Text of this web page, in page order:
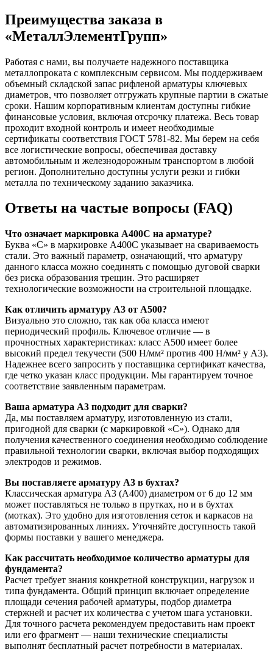
Преимущества заказа в
«МеталлЭлементГрупп»
Работая с нами, вы получаете надежного поставщика
металлопроката с комплексным сервисом. Мы поддерживаем
объемный складской запас рифленой арматуры ключевых
диаметров, что позволяет отгружать крупные партии в сжатые
сроки. Нашим корпоративным клиентам доступны гибкие
финансовые условия, включая отсрочку платежа. Весь товар
проходит входной контроль и имеет необходимые
сертификаты соответствия ГОСТ 5781-82. Мы берем на себя
все логистические вопросы, обеспечивая доставку
автомобильным и железнодорожным транспортом в любой
регион. Дополнительно доступны услуги резки и гибки
металла по техническому заданию заказчика.
Ответы на частые вопросы (FAQ)
Что означает маркировка А400С на арматуре?
Буква «С» в маркировке А400С указывает на свариваемость
стали. Это важный параметр, означающий, что арматуру
данного класса можно соединять с помощью дуговой сварки
без риска образования трещин. Это расширяет
технологические возможности на строительной площадке.
Как отличить арматуру А3 от А500?
Визуально это сложно, так как оба класса имеют
периодический профиль. Ключевое отличие — в
прочностных характеристиках: класс А500 имеет более
высокий предел текучести (500 Н/мм² против 400 Н/мм² у А3).
Надежнее всего запросить у поставщика сертификат качества,
где четко указан класс продукции. Мы гарантируем точное
соответствие заявленным параметрам.
Ваша арматура А3 подходит для сварки?
Да, мы поставляем арматуру, изготовленную из стали,
пригодной для сварки (с маркировкой «С»). Однако для
получения качественного соединения необходимо соблюдение
правильной технологии сварки, включая выбор подходящих
электродов и режимов.
Вы поставляете арматуру А3 в бухтах?
Классическая арматура А3 (А400) диаметром от 6 до 12 мм
может поставляться не только в прутках, но и в бухтах
(мотках). Это удобно для изготовления сеток и каркасов на
автоматизированных линиях. Уточняйте доступность такой
формы поставки у вашего менеджера.
Как рассчитать необходимое количество арматуры для
фундамента?
Расчет требует знания конкретной конструкции, нагрузок и
типа фундамента. Общий принцип включает определение
площади сечения рабочей арматуры, подбор диаметра
стержней и расчет их количества с учетом шага установки.
Для точного расчета рекомендуем предоставить нам проект
или его фрагмент — наши технические специалисты
выполнят бесплатный расчет потребности в материалах.